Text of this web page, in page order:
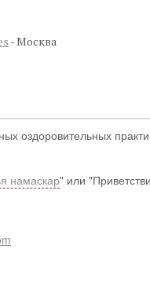
- Москва
оздоровительных
намаскар" или